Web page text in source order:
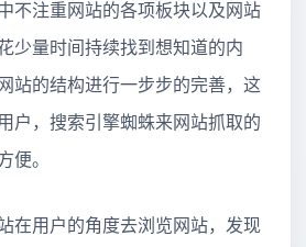
注重网站的各项板块以及网站
少量时间持续找到想知道的内
站的结构进行一步步的完善，这
户，搜索引擎蜘蛛来网站抓取的
便。
用户的角度去浏览网站，发现